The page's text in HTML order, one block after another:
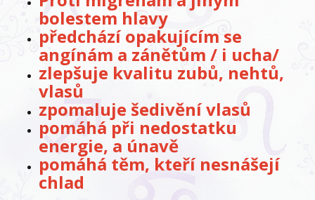
bolestem hlavy
předchází opakujícím se
angínám a zánětům / i ucha/
zlepšuje kvalitu zubů, nehtů,
vlasů
zpomaluje šedivění vlasů
pomáhá při nedostatku
energie, a únavě
pomáhá těm, kteří nesnášejí
chlad